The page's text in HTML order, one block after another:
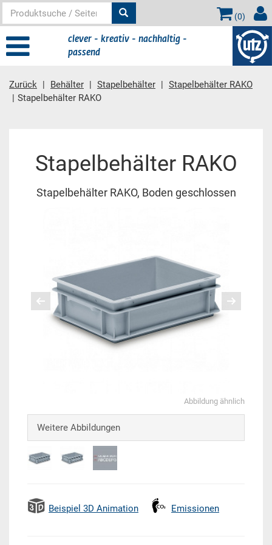
(0)
clever - kreativ - nachhaltig -
passend
Zurück Behälter Stapelbehälter
Stapelbehälter RAKO
Stapelbehälter RAKO
Stapelbehälter RAKO
Stapelbehälter RAKO, Boden geschlossen
Abbildung ähnlich
Weitere Abbildungen
Beispiel 3D Animation Emissionen